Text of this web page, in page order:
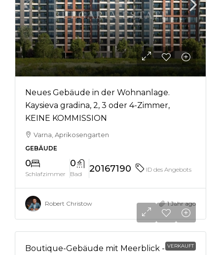
Neues Gebäude in der Wohnanlage.
Kaysieva gradina, 2, 3 oder 4-Zimmer,
KEINE KOMMISSION
Varna, Aprikosengarten
GEBÄUDE
0
Schlafzimmer
0
Bad 20167190 ID des Angebots
Robert Christow 1 Jahr ago
VERKAUFT
Boutique-Gebäude mit Meerblick -